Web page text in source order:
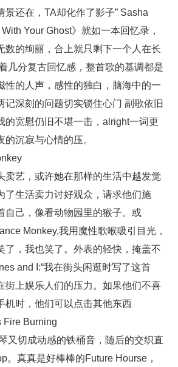
景还在，TA却化作了影子” Sasha
Your Ghost》就如一本回忆录，
数的绚丽，合上就只剩下一个人在长
几分复古回忆感，整首歌的基调都是
性的人声，感性的独白，脑海中的一
记深刻的问题切实锁住心门 副歌依旧
的宽慰仍旧不堪一击，alright一词更
沉寂与心情的压。
卖艺，或许她在那样的生活中越发觉
了生活卖力讨好观众，请求他们施
自己，像看动物园里的猴子。或
Monkey,我用魔性歌喉吸引目光，
了，我也笑了。外表的轻快，掩盖不
and I:“我在街头闲逛时写了这首
街上娱乐人们的压力。如果他们不喜
机时，他们可以点击其他东西
Fire Burning
又切成动感的铁桶音，随后的交织直
。真真是好棒棒的Future Hourse，